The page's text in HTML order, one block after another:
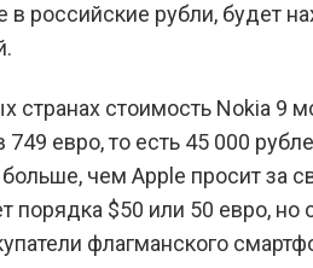
в российские рубли, будет
странах стоимость Nokia 9
749 евро, то есть 45 000
чем Apple просит за
порядка $50 или 50 евро, но
флагманского